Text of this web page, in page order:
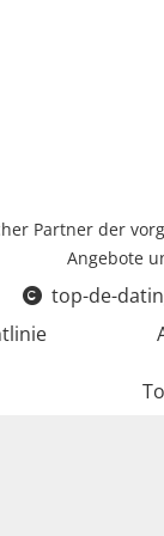
Partner der
Angebote
top-de-